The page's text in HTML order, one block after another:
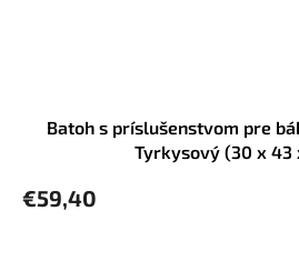
Batoh s príslušenstvom pre
Tyrkysový (30 x 43
€59,40